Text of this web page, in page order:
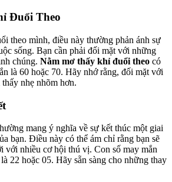
Đuổi Theo
theo mình, điều này thường phản ánh sự
sống. Bạn cần phải đối mặt với những
chúng. Nằm mơ thấy khỉ đuổi theo có
là 60 hoặc 70. Hãy nhớ rằng, đối mặt với
nhẹ nhõm hơn.
mang ý nghĩa về sự kết thúc một giai
bạn. Điều này có thể ám chỉ rằng bạn sẽ
với nhiều cơ hội thú vị. Con số may mắn
22 hoặc 05. Hãy sẵn sàng cho những thay